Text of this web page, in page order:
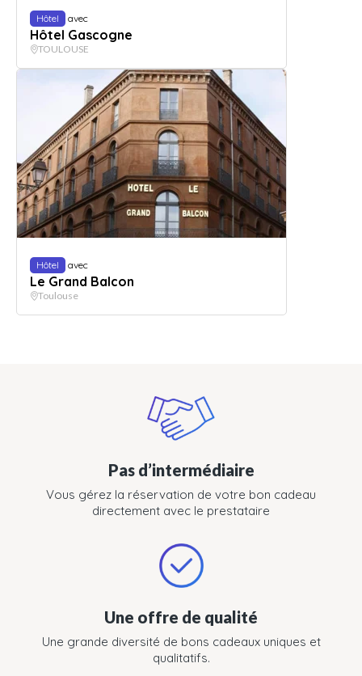
Hôtel avec
Hôtel Gascogne
TOULOUSE
Hôtel avec
Le Grand Balcon
Toulouse
Pas d’intermédiaire
Vous gérez la réservation de votre bon cadeau
directement avec le prestataire
Une offre de qualité
Une grande diversité de bons cadeaux uniques et
qualitatifs.